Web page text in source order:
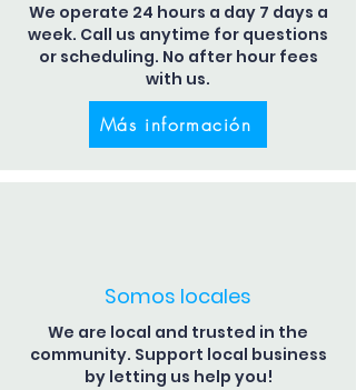
We operate 24 hours a day 7 days a
week. Call us anytime for questions
or scheduling. No after hour fees
with us.
Más información
Somos locales
We are local and trusted in the
community. Support local business
by letting us help you!